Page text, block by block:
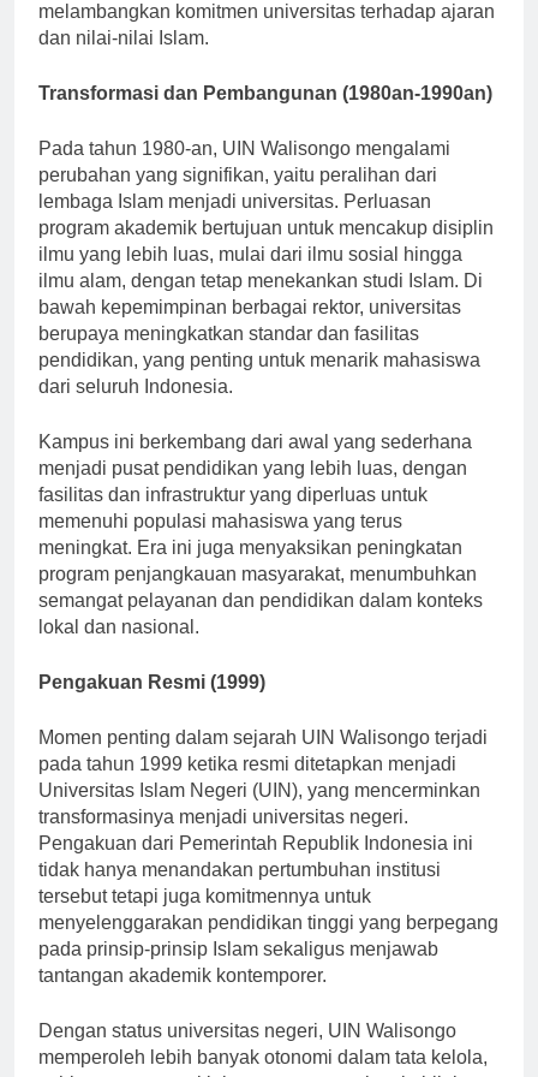
wali Islam yang berjasa menyebarkan Islam di Jawa,
melambangkan komitmen universitas terhadap ajaran
Pada tahun 1980-an, UIN Walisongo mengalami
perubahan yang signifikan, yaitu peralihan dari
lembaga Islam menjadi universitas. Perluasan
program akademik bertujuan untuk mencakup disiplin
ilmu yang lebih luas, mulai dari ilmu sosial hingga
ilmu alam, dengan tetap menekankan studi Islam. Di
bawah kepemimpinan berbagai rektor, universitas
berupaya meningkatkan standar dan fasilitas
pendidikan, yang penting untuk menarik mahasiswa
Kampus ini berkembang dari awal yang sederhana
menjadi pusat pendidikan yang lebih luas, dengan
fasilitas dan infrastruktur yang diperluas untuk
memenuhi populasi mahasiswa yang terus
meningkat. Era ini juga menyaksikan peningkatan
program penjangkauan masyarakat, menumbuhkan
semangat pelayanan dan pendidikan dalam konteks
Momen penting dalam sejarah UIN Walisongo terjadi
pada tahun 1999 ketika resmi ditetapkan menjadi
Universitas Islam Negeri (UIN), yang mencerminkan
transformasinya menjadi universitas negeri.
Pengakuan dari Pemerintah Republik Indonesia ini
tidak hanya menandakan pertumbuhan institusi
tersebut tetapi juga komitmennya untuk
menyelenggarakan pendidikan tinggi yang berpegang
pada prinsip-prinsip Islam sekaligus menjawab
Dengan status universitas negeri, UIN Walisongo